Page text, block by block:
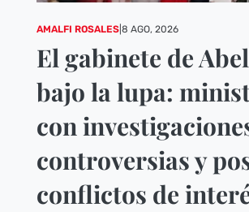
AMALFI ROSALES| 8 AGO, 2026
El gabinete de
bajo la lupa:
con
controversias y
conflictos de